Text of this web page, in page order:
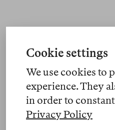
Cookie settings
We use cookies to
experience. They
in order to
Privacy Policy